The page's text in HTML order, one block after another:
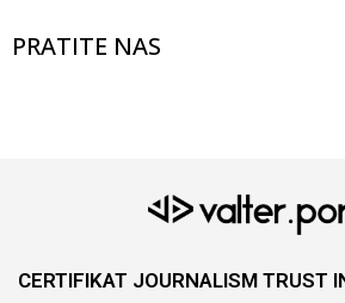
PRATITE NAS
CERTIFIKAT JOURNALISM TRUST